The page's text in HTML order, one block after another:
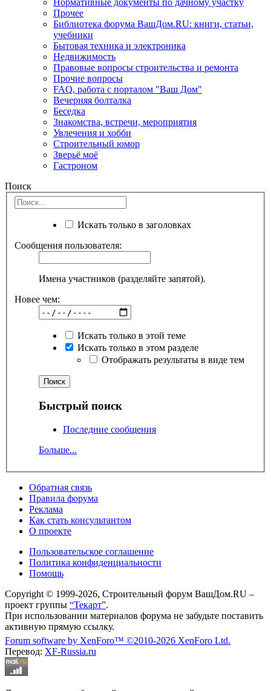
Прочее
Библиотека форума ВашДом.RU: книги, статьи,
учебники
Бытовая техника и электроника
Недвижимость
Правовые вопросы строительства и ремонта
Прочие вопросы
FAQ, работа с порталом "Ваш Дом"
Вечерняя болталка
Беседка
Знакомства, встречи, мероприятия
Увлечения и хобби
Строительный юмор
Зверьё моё
Гастроном
Поиск
Искать только в заголовках
Сообщения пользователя:
Имена участников (разделяйте запятой).
Новее чем:
Искать только в этой теме
Искать только в этом разделе
Отображать результаты в виде тем
Быстрый поиск
Последние сообщения
Больше...
Обратная связь
Правила форума
Реклама
Как стать консультантом
О проекте
Пользовательское соглашение
Политика конфиденциальности
Помощь
Copyright © 1999-2026, Строительный форум ВашДом.RU –
проект группы “Текарт”.
При использовании материалов форума не забудьте поставить
активную прямую ссылку.
Forum software by XenForo™ ©2010-2026 XenForo Ltd.
Перевод: XF-Russia.ru